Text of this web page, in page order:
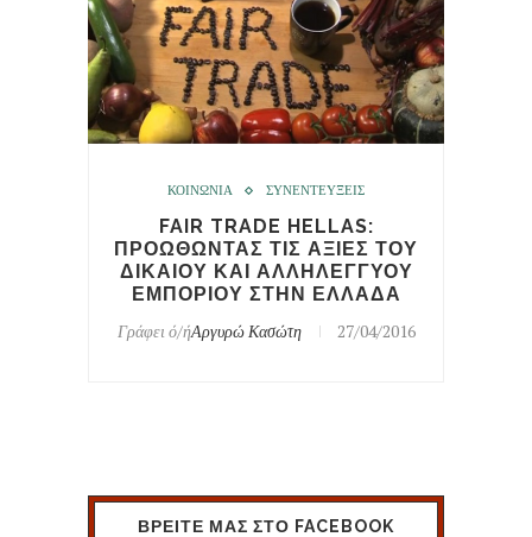
ΚΟΙΝΩΝΙΑ ΣΥΝΕΝΤΕΥΞΕΙΣ
FAIR TRADE HELLAS:
ΠΡΟΩΘΩΝΤΑΣ ΤΙΣ ΑΞΙΕΣ ΤΟΥ
ΔΙΚΑΙΟΥ ΚΑΙ ΑΛΛΗΛΕΓΓΥΟΥ
ΕΜΠΟΡΙΟΥ ΣΤΗΝ ΕΛΛΑΔΑ
Γράφει ό/ήΑργυρώ Κασώτη 27/04/2016
ΒΡΕΙΤΕ ΜΑΣ ΣΤΟ FACEBOOK